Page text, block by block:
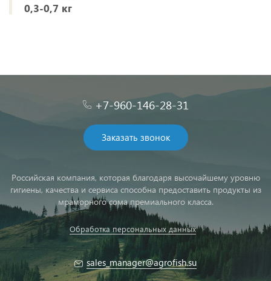
0,3-0,7 кг
+7-960-146-28-31
Заказать звонок
Российская компания, которая благодаря высочайшему уровню
гигиены, качества и сервиса способна предоставить продукты из
мраморного сома премиального класса.
Обработка персональных данных
sales_manager@agrofish.su